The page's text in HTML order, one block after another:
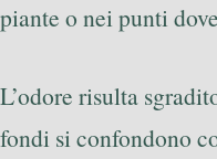
piante o nei punti
L’odore risulta
fondi si confondono